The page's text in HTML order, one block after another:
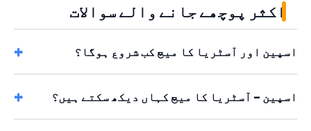
اکثر پوچھے جانے والے سوالات
اسپین اور آسٹریا کا میچ کب شروع ہوگا؟
اسپین – آسٹریا کا میچ کہاں دیکھ سکتے ہیں؟